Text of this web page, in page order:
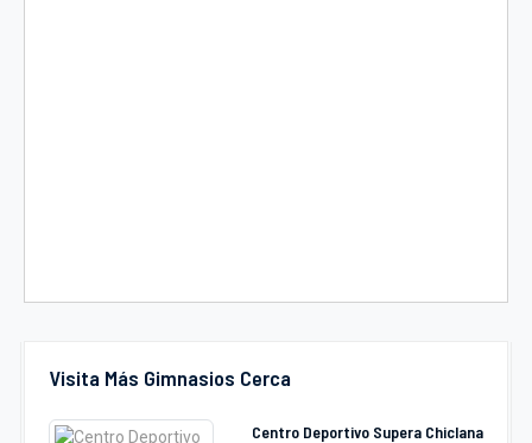
Visita Más Gimnasios Cerca
Centro Deportivo Supera Chiclana